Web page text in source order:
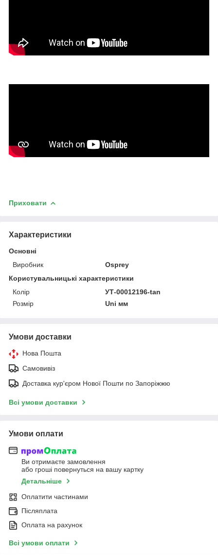
Приховати
Характеристики
Основні
Виробник
Osprey
Користувальницькі характеристики
Колір
УТ-00012196-tan
Розмір
Uni мм
Умови доставки
Нова Пошта
Самовивіз
Доставка кур'єром Нової Пошти по Запоріжжю
Всі умови доставки
Умови оплати
Ви отримаєте замовлення
або гроші повернуться на вашу картку
Детальніше
Оплатити частинами
Післяплата
Оплата на рахунок
Всі умови оплати